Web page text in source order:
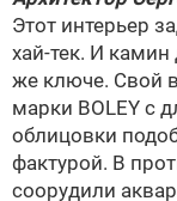
Этот интерьер
хай-тек. И
же ключе. Свой
марки BOLEY с
облицовки
фактурой. В
соорудили